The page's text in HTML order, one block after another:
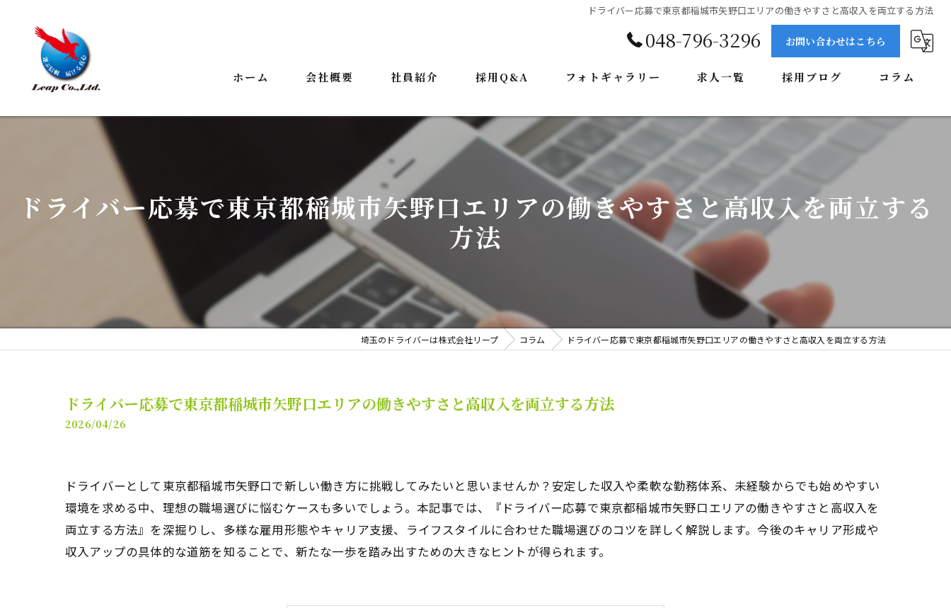
ドライバー応募で東京都稲城市矢野口エリアの働きやすさと高収入を両立する方法
048-796-3296 お問い合わせはこちら
ホーム 会社概要
事業案内
社員紹介 採用Q&A フォトギャラリー 求人一覧 採用ブログ コラム
ドライバー応募で東京都稲城市矢野口エリアの働きやすさと高収入を両立する
方法
埼玉のドライバーは株式会社リープ コラム ドライバー応募で東京都稲城市矢野口エリアの働きやすさと高収入を両立する方法
ドライバー応募で東京都稲城市矢野口エリアの働きやすさと高収入を両立する方法
2026/04/26
ドライバーとして東京都稲城市矢野口で新しい働き方に挑戦してみたいと思いませんか？安定した収入や柔軟な勤務体系、未経験からでも始めやすい
環境を求める中、理想の職場選びに悩むケースも多いでしょう。本記事では、『ドライバー応募で東京都稲城市矢野口エリアの働きやすさと高収入を
両立する方法』を深掘りし、多様な雇用形態やキャリア支援、ライフスタイルに合わせた職場選びのコツを詳しく解説します。今後のキャリア形成や
収入アップの具体的な道筋を知ることで、新たな一歩を踏み出すための大きなヒントが得られます。